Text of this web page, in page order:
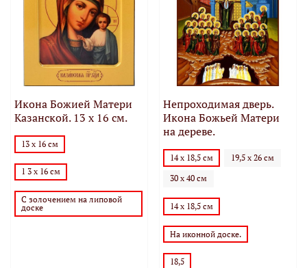
Икона Божией Матери
Казанской. 13 х 16 см.
13 х 16 см
1 3 х 16 см
С золочением на липовой
доске
Непроходимая дверь.
Икона Божьей Матери
на дереве.
14 х 18,5 см 19,5 х 26 см
30 х 40 см
14 х 18,5 см
На иконной доске.
18,5